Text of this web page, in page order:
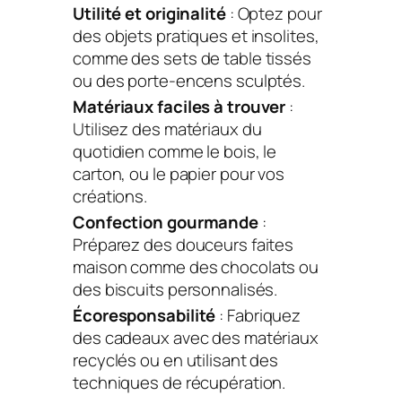
Utilité et originalité: Optez pour
des objets pratiques et insolites,
comme des sets de table tissés
ou des porte-encens sculptés.
Matériaux faciles à trouver :
Utilisez des matériaux du
quotidien comme le bois, le
carton, ou le papier pour vos
créations.
Confection gourmande :
Préparez des douceurs faites
maison comme des chocolats ou
des biscuits personnalisés.
Écoresponsabilité : Fabriquez
des cadeaux avec des matériaux
recyclés ou en utilisant des
techniques de récupération.